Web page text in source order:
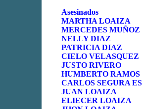
Asesinados
MARTHA LOAIZA
MERCEDES MUÑOZ
NELLY DIAZ
PATRICIA DIAZ
CIELO VELASQUEZ
JUSTO RIVERO
HUMBERTO RAMOS
CARLOS SEGURA
JUAN LOAIZA
ELIECER LOAIZA